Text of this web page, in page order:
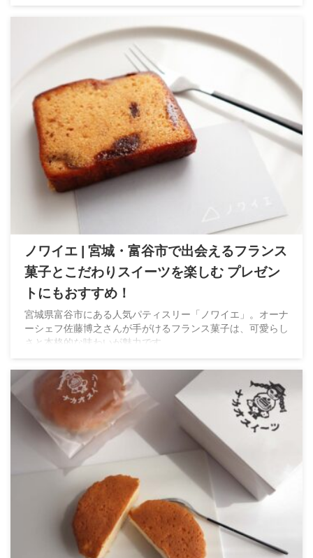
ノワイエ | 宮城・富谷市で出会えるフランス
菓子とこだわりスイーツを楽しむ プレゼン
トにもおすすめ！
宮城県富谷市にある人気パティスリー「ノワイエ」。オーナ
ーシェフ佐藤博之さんが手がけるフランス菓子は、可愛らし
さと本格的な味わいが魅力です。